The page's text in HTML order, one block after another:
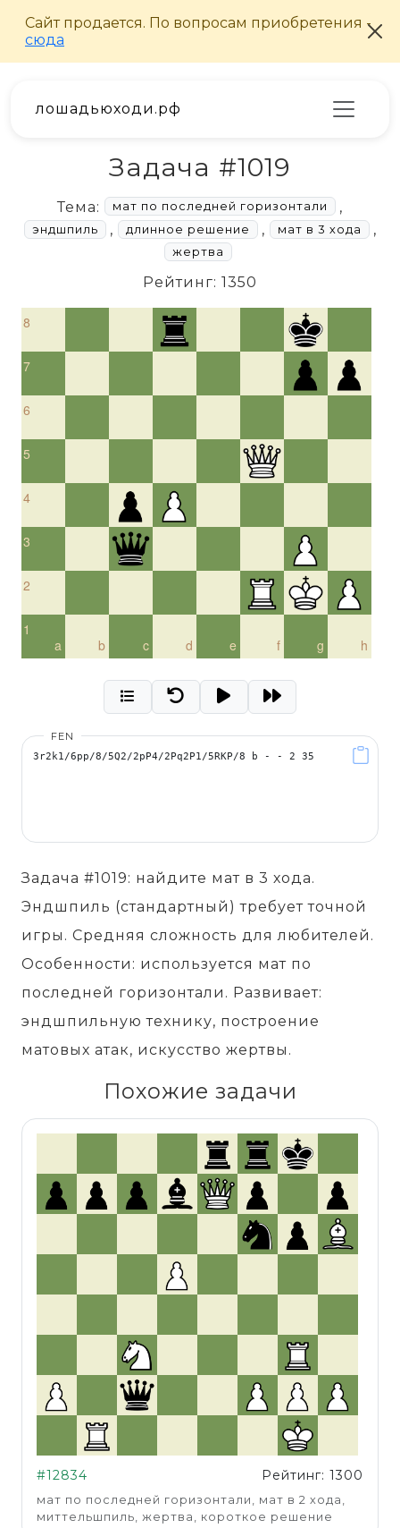
лошадьюходи.рф
Задача #1019
Тема: мат по последней горизонтали ,
эндшпиль , длинное решение , мат в 3 хода ,
жертва
Рейтинг: 1350
8
7
6
5
4
3
2
a
1
b
c d e f g h
FEN
Задача #1019: найдите мат в 3 хода.
Эндшпиль (стандартный) требует точной
игры. Средняя сложность для любителей.
Особенности: используется мат по
последней горизонтали. Развивает:
эндшпильную технику, построение
матовых атак, искусство жертвы.
Похожие задачи
#12834 Рейтинг: 1300
мат по последней горизонтали, мат в 2 хода,
миттельшпиль, жертва, короткое решение